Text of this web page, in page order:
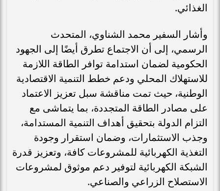
الغذائي.
وأشار السفير محمد الشناوي، المتحدث
الرسمي، إلى أن الاجتماع تطرق أيضًا إلى الجهود
الحكومية لضمان استدامة توافر الطاقة اللازمة
للاستهلاك المحلي ودعم خطط التنمية الاقتصادية
الوطنية، حيث تمت مناقشة سبل تعزيز الاعتماد
على مصادر الطاقة المتجددة، بما يتماشى مع
التزام الدولة بتحقيق أهداف التنمية المستدامة،
وجذب الاستثمارات، وضمان استقرار وجودة
التغذية الكهربائية للمشروعات كافة، وتعزيز قدرة
الشبكة الكهربائية لتوفير دعم موثوق لمشروعات
الاستصلاح الزراعي والصناعي.